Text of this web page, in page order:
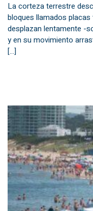
La corteza terrestre
bloques llamados
desplazan lentamente -
y en su movimiento
[…]